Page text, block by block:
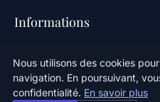
Informations
Nous utilisons des cookies
navigation. En poursuivant,
confidentialité. En savoir plus